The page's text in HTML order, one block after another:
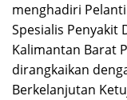
menghadiri
Spesialis Penyakit
Kalimantan Barat
dirangkaikan
Berkelanjutan